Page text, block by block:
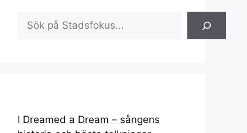
Sök
I Dreamed a Dream – sångens